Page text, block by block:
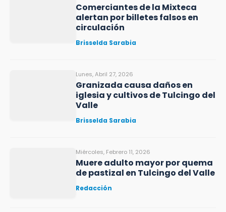
Comerciantes de la Mixteca
alertan por billetes falsos en
circulación
Brisselda Sarabia
Lunes, Abril 27, 2026
Granizada causa daños en
iglesia y cultivos de Tulcingo del
Valle
Brisselda Sarabia
Miércoles, Febrero 11, 2026
Muere adulto mayor por quema
de pastizal en Tulcingo del Valle
Redacción